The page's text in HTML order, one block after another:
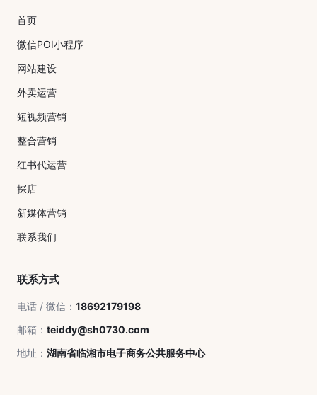
首页
微信POI小程序
网站建设
外卖运营
短视频营销
整合营销
红书代运营
探店
新媒体营销
联系我们
联系方式
电话 / 微信： 18692179198
邮箱： teiddy@sh0730.com
地址： 湖南省临湘市电子商务公共服务中心